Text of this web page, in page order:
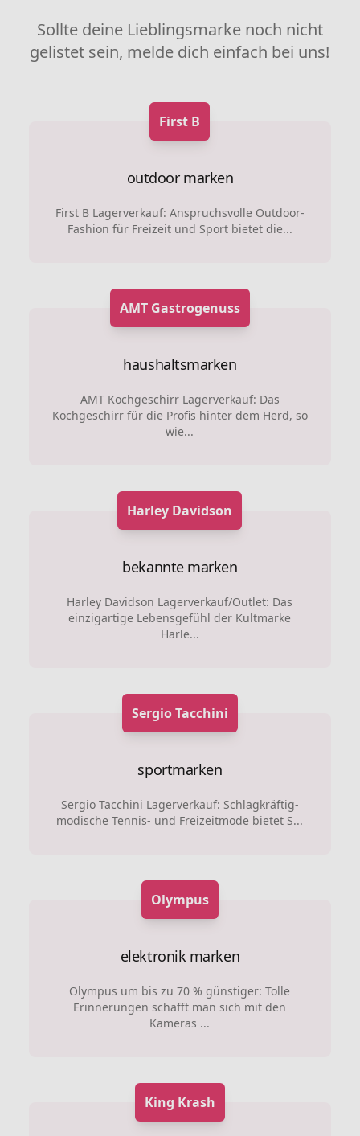
Sollte deine Lieblingsmarke noch nicht
gelistet sein, melde dich einfach bei uns!
First B
outdoor marken
First B Lagerverkauf: Anspruchsvolle Outdoor-
Fashion für Freizeit und Sport bietet die...
AMT Gastrogenuss
haushaltsmarken
AMT Kochgeschirr Lagerverkauf: Das
Kochgeschirr für die Profis hinter dem Herd, so
wie...
Harley Davidson
bekannte marken
Harley Davidson Lagerverkauf/Outlet: Das
einzigartige Lebensgefühl der Kultmarke
Harle...
Sergio Tacchini
sportmarken
Sergio Tacchini Lagerverkauf: Schlagkräftig-
modische Tennis- und Freizeitmode bietet S...
Olympus
elektronik marken
Olympus um bis zu 70 % günstiger: Tolle
Erinnerungen schafft man sich mit den
Kameras ...
King Krash